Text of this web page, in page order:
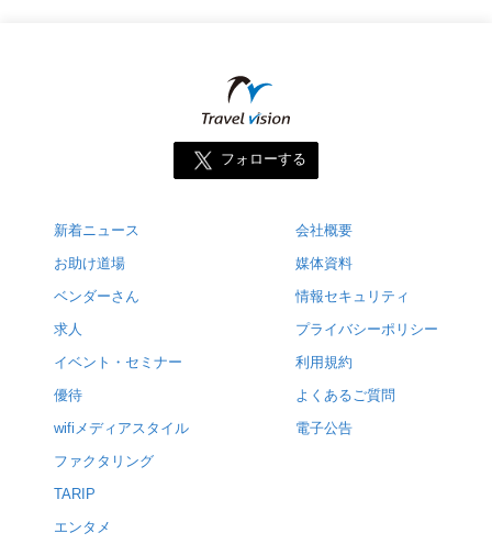
フォローする
新着ニュース
お助け道場
ベンダーさん
求人
イベント・セミナー
優待
wifiメディアスタイル
ファクタリング
TARIP
エンタメ
会社概要
媒体資料
情報セキュリティ
プライバシーポリシー
利用規約
よくあるご質問
電子公告